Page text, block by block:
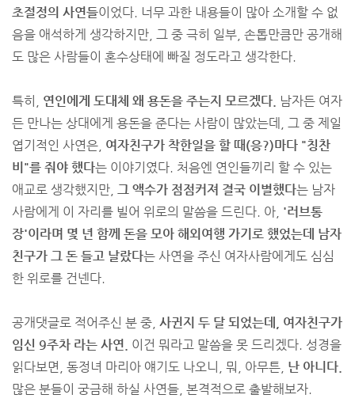
초절정의 사연들이었다. 너무 과한 내용들이 많아 소개할 수 없
음을 애석하게 생각하지만, 그 중 극히 일부, 손톱만큼만 공개해
도 많은 사람들이 혼수상태에 빠질 정도라고 생각한다.
특히, 연인에게 도대체 왜 용돈을 주는지 모르겠다. 남자든 여자
든 만나는 상대에게 용돈을 준다는 사람이 많았는데, 그 중 제일
엽기적인 사연은, 여자친구가 착한일을 할 때(응?)마다 "칭찬
비"를 줘야 했다는 이야기였다. 처음엔 연인들끼리 할 수 있는
애교로 생각했지만, 그 액수가 점점커져 결국 이별했다는 남자
사람에게 이 자리를 빌어 위로의 말씀을 드린다. 아, '러브통
장'이라며 몇 년 함께 돈을 모아 해외여행 가기로 했었는데 남자
친구가 그 돈 들고 날랐다는 사연을 주신 여자사람에게도 심심
한 위로를 건넨다.
공개댓글로 적어주신 분 중, 사귄지 두 달 되었는데, 여자친구가
임신 9주차 라는 사연. 이건 뭐라고 말씀을 못 드리겠다. 성경을
읽다보면, 동정녀 마리아 얘기도 나오니, 뭐, 아무튼, 난 아니다.
많은 분들이 궁금해 하실 사연들, 본격적으로 출발해보자.